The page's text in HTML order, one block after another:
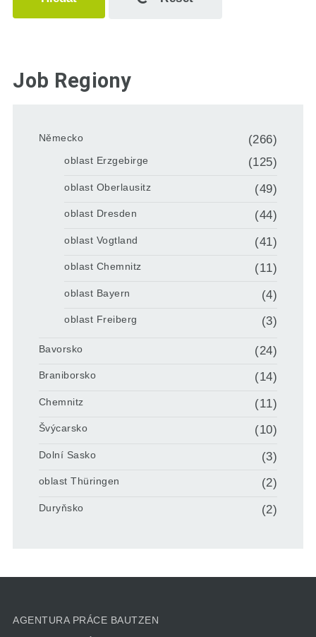
Job Regiony
Německo (266)
oblast Erzgebirge (125)
oblast Oberlausitz (49)
oblast Dresden (44)
oblast Vogtland (41)
oblast Chemnitz (11)
oblast Bayern (4)
oblast Freiberg (3)
Bavorsko (24)
Braniborsko (14)
Chemnitz (11)
Švýcarsko (10)
Dolní Sasko (3)
oblast Thüringen (2)
Duryňsko (2)
AGENTURA PRÁCE BAUTZEN